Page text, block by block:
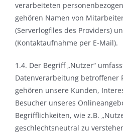
verarbeiteten
gehören Namen von
(Serverlogfiles des Providers)
(Kontaktaufnahme per E-Mail).
1.4. Der Begriff „Nutzer“
Datenverarbeitung betroffener
gehören unsere Kunden,
Besucher unseres
Begrifflichkeiten, wie z.B.
geschlechtsneutral zu